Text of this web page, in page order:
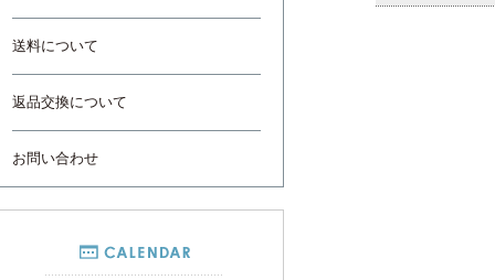
送料について
返品交換について
お問い合わせ